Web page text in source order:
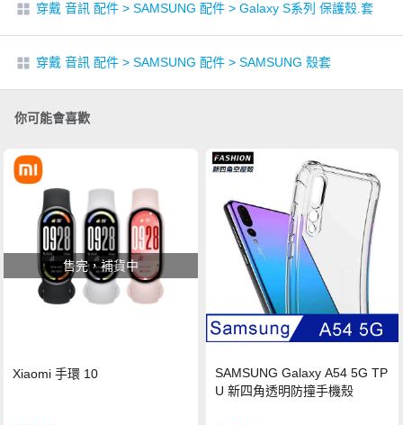
穿戴 音訊 配件 > SAMSUNG 配件 > Galaxy S系列 保護殼.套
穿戴 音訊 配件 > SAMSUNG 配件 > SAMSUNG 殼套
你可能會喜歡
售完，補貨中
Xiaomi 手環 10
SAMSUNG Galaxy A54 5G TP
U 新四角透明防撞手機殼